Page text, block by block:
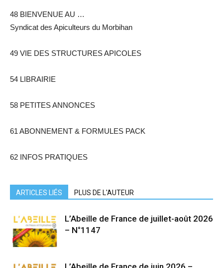
48 BIENVENUE AU …
Syndicat des Apiculteurs du Morbihan
49 VIE DES STRUCTURES APICOLES
54 LIBRAIRIE
58 PETITES ANNONCES
61 ABONNEMENT & FORMULES PACK
62 INFOS PRATIQUES
ARTICLES LIÉS PLUS DE L'AUTEUR
L’Abeille de France de juillet-août 2026
– N°1147